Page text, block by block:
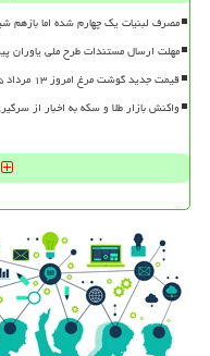
مصرف لبنیات یک چهارم شده اما بازهم
مهلت ارسال مستندات طرح ملی یاوران پیشرفت۲ تا ۲۰ مرداد
قیمت جدید گوشت مرغ امروز ۱۳ مرداد ۱۴۰۵
واکنش بازار طلا و سکه به اخبار از